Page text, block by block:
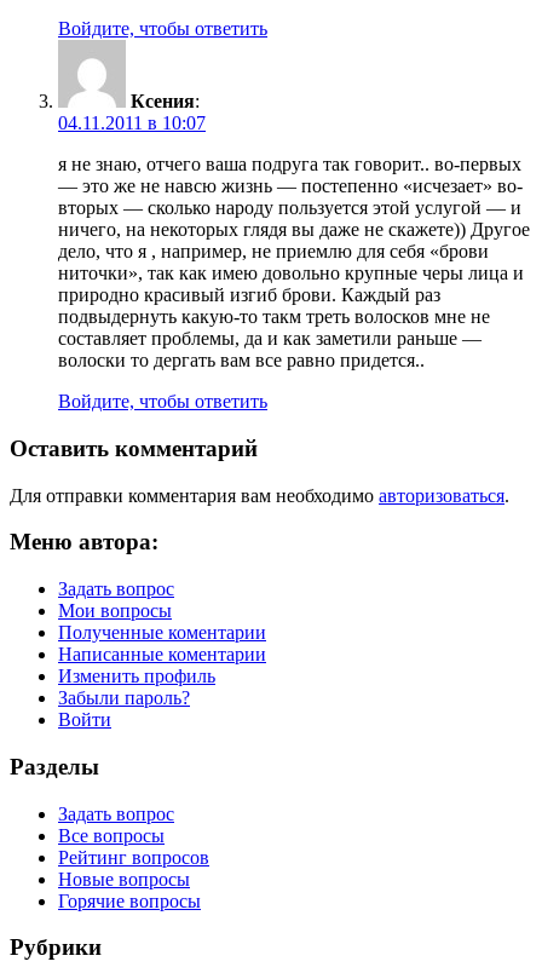
Войдите, чтобы ответить
Ксения:
04.11.2011 в 10:07
я не знаю, отчего ваша подруга так говорит.. во-первых
— это же не навсю жизнь — постепенно «исчезает» во-
вторых — сколько народу пользуется этой услугой — и
ничего, на некоторых глядя вы даже не скажете)) Другое
дело, что я , например, не приемлю для себя «брови
ниточки», так как имею довольно крупные черы лица и
природно красивый изгиб брови. Каждый раз
подвыдернуть какую-то такм треть волосков мне не
составляет проблемы, да и как заметили раньше —
волоски то дергать вам все равно придется..
Войдите, чтобы ответить
Оставить комментарий
Для отправки комментария вам необходимо авторизоваться.
Меню автора:
Задать вопрос
Мои вопросы
Полученные коментарии
Написанные коментарии
Изменить профиль
Забыли пароль?
Войти
Разделы
Задать вопрос
Все вопросы
Рейтинг вопросов
Новые вопросы
Горячие вопросы
Рубрики